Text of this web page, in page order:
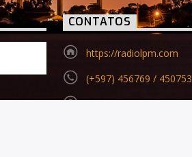
CONTATOS
https://radiolpm.com
(+597) 456769 / 450753
info@radiolpm.com